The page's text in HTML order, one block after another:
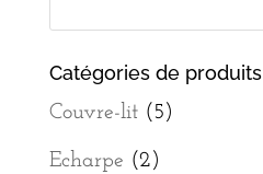
Catégories de produits
Couvre-lit (5)
Echarpe (2)